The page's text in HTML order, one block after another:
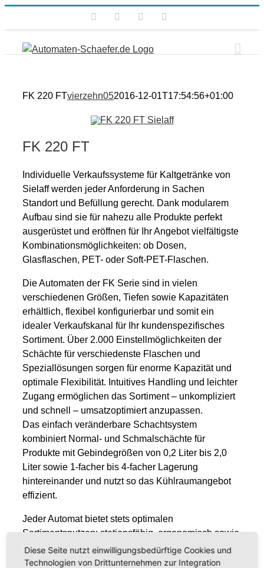
FacebookInstagram
FK 220 FTvierzehn052016-12-01T17:54:56+01:00
FK 220 FT
Individuelle Verkaufssysteme für Kaltgetränke von
Sielaff werden jeder Anforderung in Sachen
Standort und Befüllung gerecht. Dank modularem
Aufbau sind sie für nahezu alle Produkte perfekt
ausgerüstet und eröffnen für Ihr Angebot vielfältigste
Kombinationsmöglichkeiten: ob Dosen,
Glasflaschen, PET- oder Soft-PET-Flaschen.
Die Automaten der FK Serie sind in vielen
verschiedenen Größen, Tiefen sowie Kapazitäten
erhältlich, flexibel konfigurierbar und somit ein
idealer Verkaufskanal für Ihr kundenspezifisches
Sortiment. Über 2.000 Einstellmöglichkeiten der
Schächte für verschiedenste Flaschen und
Speziallösungen sorgen für enorme Kapazität und
optimale Flexibilität. Intuitives Handling und leichter
Zugang ermöglichen das Sortiment – unkompliziert
und schnell – umsatzoptimiert anzupassen.
Das einfach veränderbare Schachtsystem
kombiniert Normal- und Schmalschächte für
Produkte mit Gebindegrößen von 0,2 Liter bis 2,0
Liter sowie 1-facher bis 4-facher Lagerung
hintereinander und nutzt so das Kühlraumangebot
effizient.
Jeder Automat bietet stets optimalen
Sortimentsnutzen: stationsfähig, ergonomisch sowie
einen rollstuhlgerechten Münzeinwurf. Setzen Sie
gezielte Branding-Impulse und rücken Sie Ihre
Diese Seite nutzt einwilligungsbedürftige Cookies und
Technologien von Drittunternehmen zur Integration